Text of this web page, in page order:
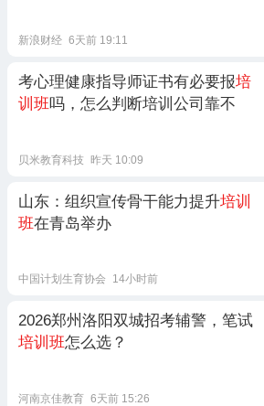
新浪财经 6天前 19:11
考心理健康指导师证书有必要报培
训班吗，怎么判断培训公司靠不
贝米教育科技 昨天 10:09
山东：组织宣传骨干能力提升培训
班在青岛举办
中国计划生育协会 14小时前
2026郑州洛阳双城招考辅警，笔试
培训班怎么选？
河南京佳教育 6天前 15:26